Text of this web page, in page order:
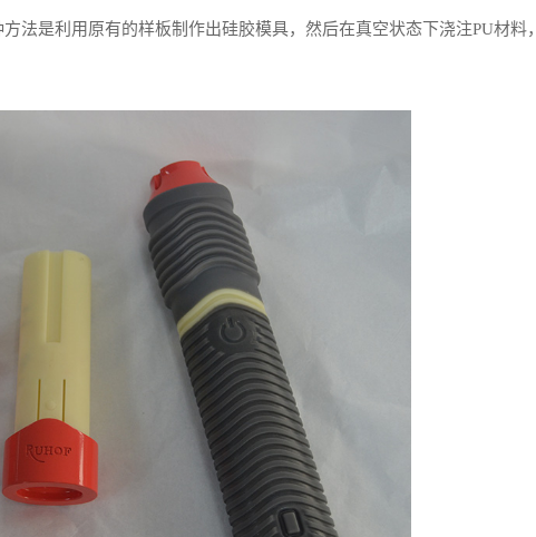
法是利用原有的样板制作出硅胶模具，然后在真空状态下浇注PU材料，